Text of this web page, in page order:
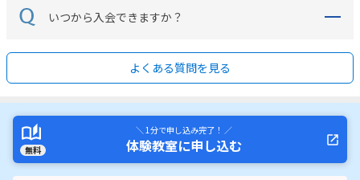
いつから入会できますか？
よくある質問を見る
無料
＼ 1分で申し込み完了！ ／
体験教室に申し込む